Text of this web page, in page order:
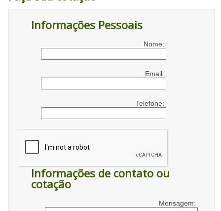
Informações Pessoais
Nome:
Email:
Telefone:
Informações de contato ou
cotação
Mensagem: